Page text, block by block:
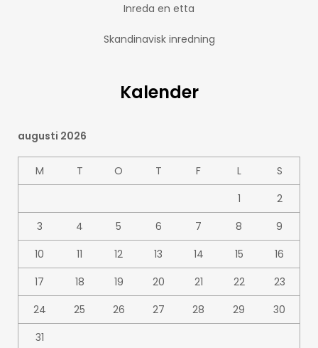
Inreda en etta
Skandinavisk inredning
Kalender
augusti 2026
M T O T F L
S
1
2
3
4 5 6 7 8
9
10
11 12 13 14 15
16
17
18 19 20 21 22
23
24
25 26 27 28 29
30
31